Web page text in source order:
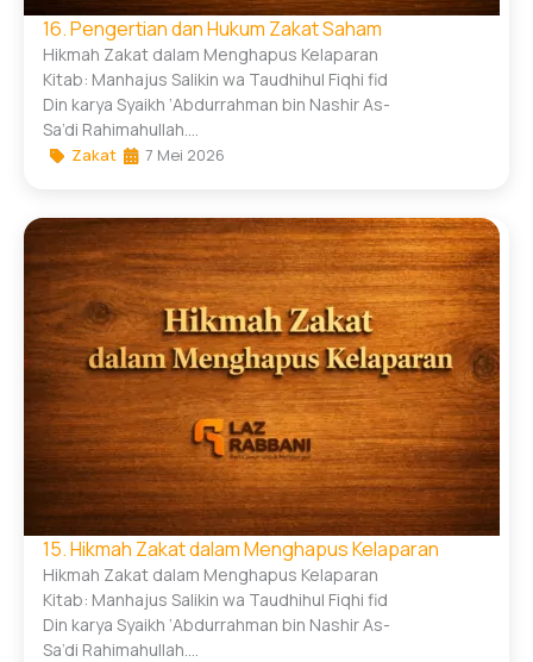
16. Pengertian dan Hukum Zakat Saham
Hikmah Zakat dalam Menghapus Kelaparan
Kitab: Manhajus Salikin wa Taudhihul Fiqhi fid
Din karya Syaikh ‘Abdurrahman bin Nashir As-
Sa’di Rahimahullah....
Zakat 7 Mei 2026
15. Hikmah Zakat dalam Menghapus Kelaparan
Hikmah Zakat dalam Menghapus Kelaparan
Kitab: Manhajus Salikin wa Taudhihul Fiqhi fid
Din karya Syaikh ‘Abdurrahman bin Nashir As-
Sa’di Rahimahullah....